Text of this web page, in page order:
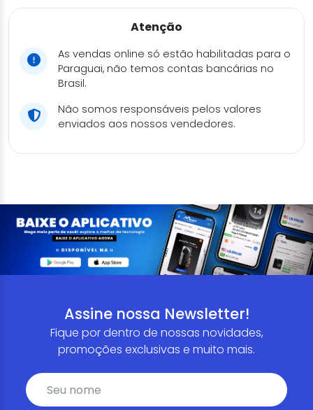
Atenção
As vendas online só estão habilitadas para o
Paraguai, não temos contas bancárias no
Brasil.
Não somos responsáveis pelos valores
enviados aos nossos vendedores.
Assine nossa Newsletter!
Fique por dentro de nossas novidades,
promoções exclusivas e muito mais.